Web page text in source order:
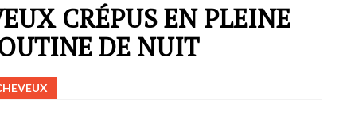
CRÉPUS EN PLEINE
DE NUIT